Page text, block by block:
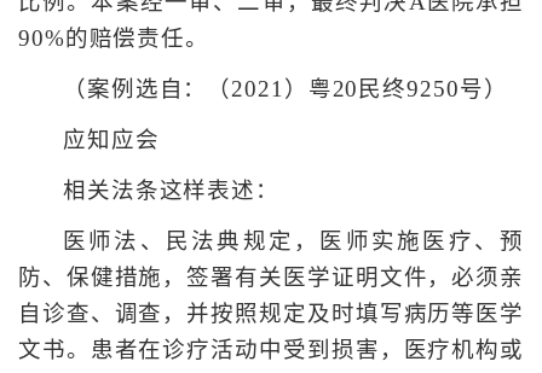
90%的赔偿责任。
（案例选自：（2021）粤20民终9250号）
应知应会
相关法条这样表述：
医师法、民法典规定，医师实施医疗、预
防、保健措施，签署有关医学证明文件，必须亲
自诊查、调查，并按照规定及时填写病历等医学
文书。患者在诊疗活动中受到损害，医疗机构或